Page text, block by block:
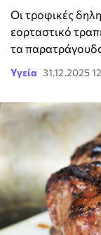
Οι τροφικές
εορταστικό
τα
Υγεία 31.12.2025